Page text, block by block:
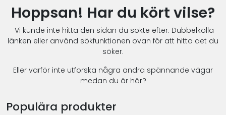
Hoppsan! Har du kört vilse?
Vi kunde inte hitta den sidan du sökte efter. Dubbelkolla
länken eller använd sökfunktionen ovan för att hitta det du
söker.
Eller varför inte utforska några andra spännande vägar
medan du är här?
Populära produkter